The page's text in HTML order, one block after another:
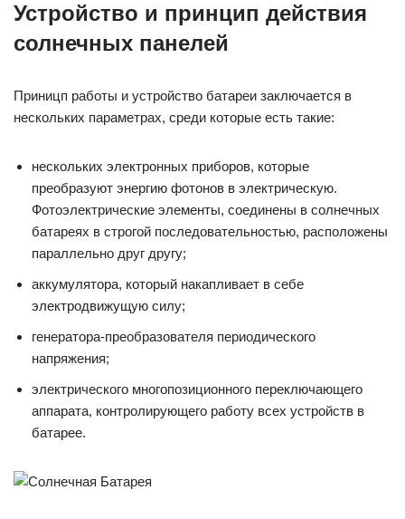
Устройство и принцип действия
солнечных панелей
Приницп работы и устройство батареи заключается в
нескольких параметрах, среди которые есть такие:
нескольких электронных приборов, которые
преобразуют энергию фотонов в электрическую.
Фотоэлектрические элементы, соединены в солнечных
батареях в строгой последовательностью, расположены
параллельно друг другу;
аккумулятора, который накапливает в себе
электродвижущую силу;
генератора-преобразователя периодического
напряжения;
электрического многопозиционного переключающего
аппарата, контролирующего работу всех устройств в
батарее.